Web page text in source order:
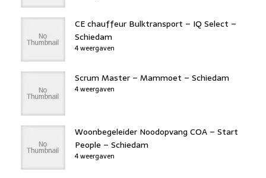
CE chauffeur Bulktransport – IQ Select –
Schiedam
4 weergaven
Scrum Master – Mammoet – Schiedam
4 weergaven
Woonbegeleider Noodopvang COA – Start
People – Schiedam
4 weergaven